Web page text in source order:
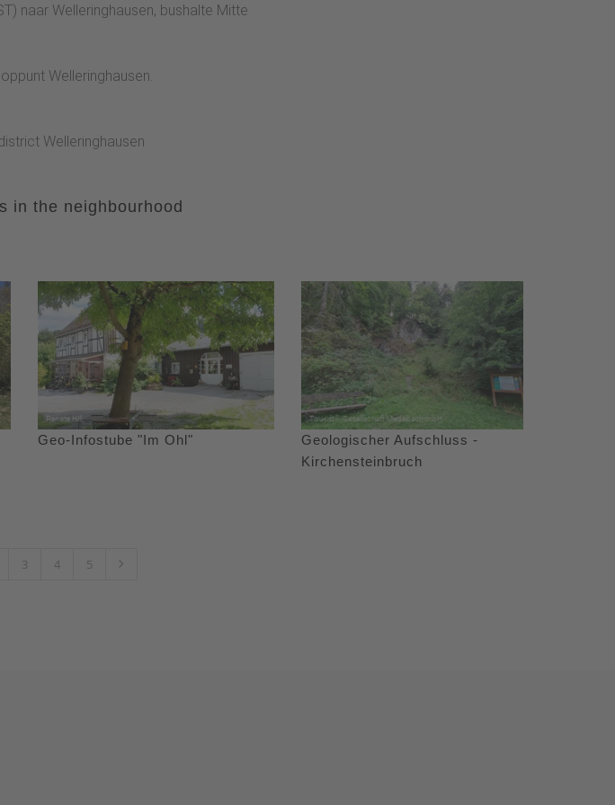
naar Welleringhausen, bushalte Mitte
Welleringhausen.
Welleringhausen
in the neighbourhood
Geo-Infostube "Im Ohl"
Geologischer Aufschluss -
Kirchensteinbruch
3 4 5